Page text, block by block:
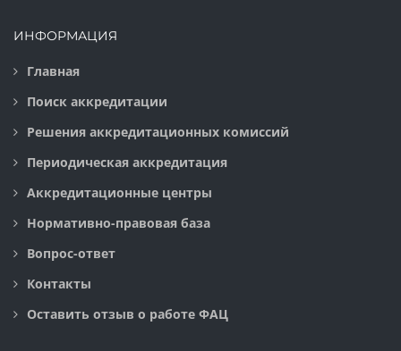
ИНФОРМАЦИЯ
Главная
Поиск аккредитации
Решения аккредитационных комиссий
Периодическая аккредитация
Аккредитационные центры
Нормативно-правовая база
Вопрос-ответ
Контакты
Оставить отзыв о работе ФАЦ